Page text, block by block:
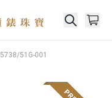
5738/51G-001